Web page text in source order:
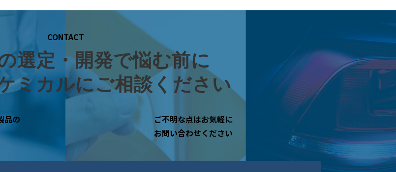
CONTACT
選定・開発で悩む前に
ミカルにご相談ください
品の
ご不明な点はお気軽に
お問い合わせください